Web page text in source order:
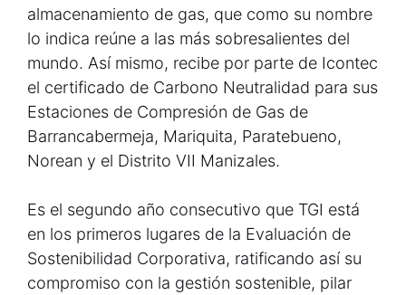
almacenamiento de gas, que como su nombre
lo indica reúne a las más sobresalientes del
mundo. Así mismo, recibe por parte de Icontec
el certificado de Carbono Neutralidad para sus
Estaciones de Compresión de Gas de
Barrancabermeja, Mariquita, Paratebueno,
Norean y el Distrito VII Manizales.
Es el segundo año consecutivo que TGI está
en los primeros lugares de la Evaluación de
Sostenibilidad Corporativa, ratificando así su
compromiso con la gestión sostenible, pilar